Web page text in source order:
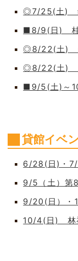
◎7/25(土) 鈴
■8/9(日) 桂
◎8/22(土) 子
◎8/22(土)
■9/5(土)～
貸館イベ
6/28(日)・
9/5（土）第
9/20(日）・
10/4(日) 林